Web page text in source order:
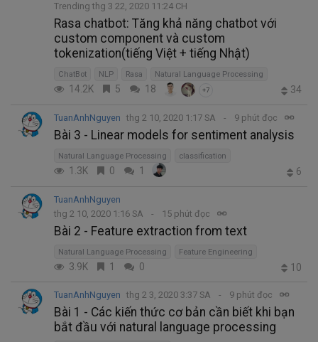
Trending thg 3 22, 2020 11:24 CH
Rasa chatbot: Tăng khả năng chatbot với
custom component và custom
tokenization(tiếng Việt + tiếng Nhật)
ChatBot NLP Rasa Natural Language Processing
14.2K 5 18 +7 34
TuanAnhNguyen thg 2 10, 2020 1:17 SA 9 phút đọc
Bài 3 - Linear models for sentiment analysis
Natural Language Processing classification
1.3K 0 1 6
TuanAnhNguyen
thg 2 10, 2020 1:16 SA
15 phút đọc
Bài 2 - Feature extraction from text
Natural Language Processing Feature Engineering
3.9K 1 0 10
TuanAnhNguyen thg 2 3, 2020 3:37 SA 9 phút đọc
Bài 1 - Các kiến thức cơ bản cần biết khi bạn
bắt đầu với natural language processing